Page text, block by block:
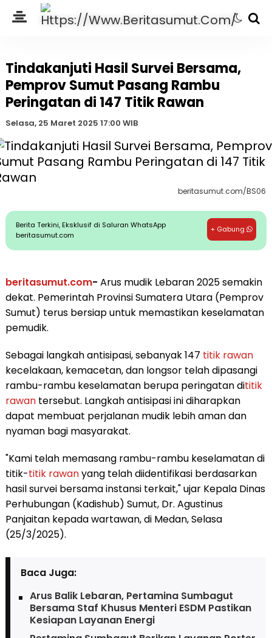
Tindakanjuti Hasil Survei Bersama,
Pemprov Sumut Pasang Rambu
Peringatan di 147 Titik Rawan
Selasa, 25 Maret 2025 17:00 WIB
beritasumut.com/BS06
Berita Terkini, Eksklusif di Saluran WhatsApp
beritasumut.com
+ Gabung
beritasumut.com- Arus mudik Lebaran 2025 semakin
dekat. Pemerintah Provinsi Sumatera Utara (Pemprov
Sumut) terus bersiap untuk memastikan keselamatan
pemudik.
Sebagai langkah antisipasi, sebanyak 147 titik rawan
kecelakaan, kemacetan, dan longsor telah dipasangi
rambu-rambu keselamatan berupa peringatan dititik
rawantersebut. Langkah antisipasi ini diharapkan
dapat membuat perjalanan mudik lebih aman dan
nyaman bagi masyarakat.
"Kami telah memasang rambu-rambu keselamatan di
titik-titik rawanyang telah diidentifikasi berdasarkan
hasil survei bersama instansi terkait," ujar Kepala Dinas
Perhubungan (Kadishub) Sumut, Dr. Agustinus
Panjaitan kepada wartawan, di Medan, Selasa
(25/3/2025).
Baca Juga:
Arus Balik Lebaran, Pertamina Sumbagut
Bersama Staf Khusus Menteri ESDM Pastikan
Kesiapan Layanan Energi